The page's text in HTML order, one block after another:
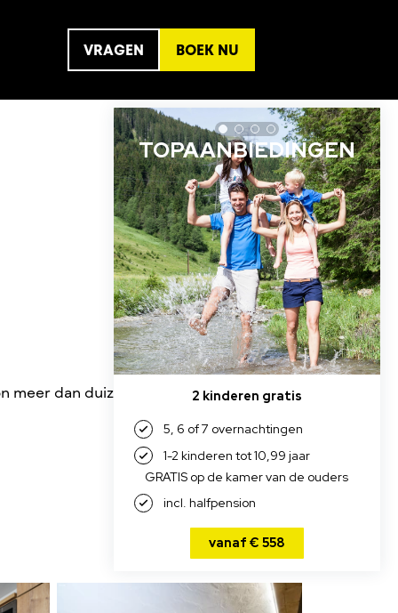
VRAGEN BOEK NU
meer dan duizend